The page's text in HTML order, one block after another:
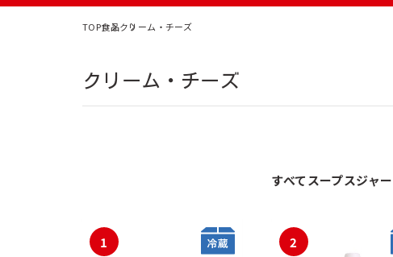
TOP食品クリーム・チーズ
クリーム・チーズ
すべてスープスジャ
1 2